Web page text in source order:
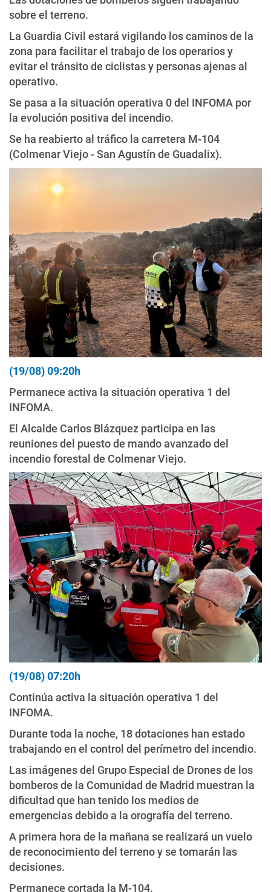
sobre el terreno.
La Guardia Civil estará vigilando los caminos de la
zona para facilitar el trabajo de los operarios y
evitar el tránsito de ciclistas y personas ajenas al
operativo.
Se pasa a la situación operativa 0 del INFOMA por
la evolución positiva del incendio.
Se ha reabierto al tráfico la carretera M-104
(Colmenar Viejo - San Agustín de Guadalix).
(19/08) 09:20h
Permanece activa la situación operativa 1 del
INFOMA.
El Alcalde Carlos Blázquez participa en las
reuniones del puesto de mando avanzado del
incendio forestal de Colmenar Viejo.
(19/08) 07:20h
Continúa activa la situación operativa 1 del
INFOMA.
Durante toda la noche, 18 dotaciones han estado
trabajando en el control del perímetro del incendio.
Las imágenes del Grupo Especial de Drones de los
bomberos de la Comunidad de Madrid muestran la
dificultad que han tenido los medios de
emergencias debido a la orografía del terreno. ‬
A primera hora de la mañana se realizará un vuelo
de reconocimiento del terreno y se tomarán las
decisiones.
Permanece cortada la M-104.